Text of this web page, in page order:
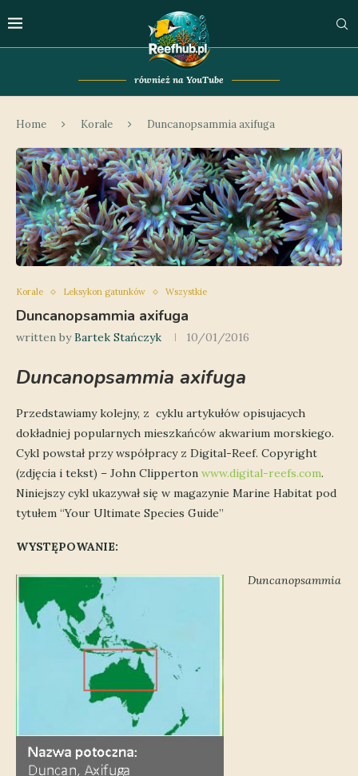
również na YouTube
Home Korale Duncanopsammia axifuga
Korale Leksykon gatunków Wszystkie
Duncanopsammia axifuga
written byBartek Stańczyk 10/01/2016
Duncanopsammia axifuga
Przedstawiamy kolejny, z cyklu artykułów opisujacych
dokładniej popularnych mieszkańców akwarium morskiego.
Cykl powstał przy współpracy z Digital-Reef. Copyright
(zdjęcia i tekst) – John Clipperton www.digital-reefs.com.
Niniejszy cykl ukazywał się w magazynie Marine Habitat pod
tytułem “Your Ultimate Species Guide”
WYSTĘPOWANIE:
Duncanopsammia